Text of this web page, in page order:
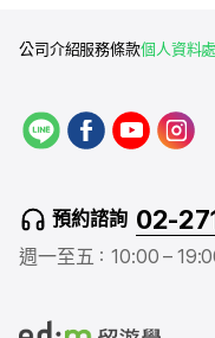
公司介紹服務條款個人資料
L
f
a
b
o
y
o
u
e
a
r
預約諮詢 02-
週一至五：10:00 –